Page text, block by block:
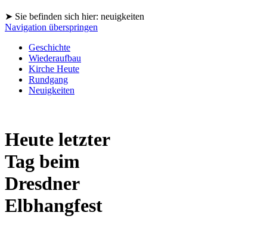
➤ Sie befinden sich hier: neuigkeiten
Navigation überspringen
Geschichte
Wiederaufbau
Kirche Heute
Rundgang
Neuigkeiten
Heute letzter
Tag beim
Dresdner
Elbhangfest